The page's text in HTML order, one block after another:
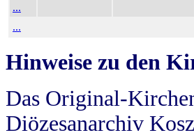
...
...
Hinweise zu den
Das Original-
Diözesanarchiv